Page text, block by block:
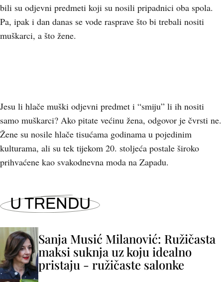
bili su odjevni predmeti koji su nosili pripadnici oba spola.
Pa, ipak i dan danas se vode rasprave što bi trebali nositi
muškarci, a što žene.
Jesu li hlače muški odjevni predmet i “smiju” li ih nositi
samo muškarci? Ako pitate većinu žena, odgovor je čvrsti ne.
Žene su nosile hlače tisućama godinama u pojedinim
kulturama, ali su tek tijekom 20. stoljeća postale široko
prihvaćene kao svakodnevna moda na Zapadu.
U TRENDU
Sanja Musić Milanović: Ružičasta
maksi suknja uz koju idealno
pristaju - ružičaste salonke